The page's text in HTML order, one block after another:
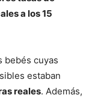
a los 15
bebés cuyas
estaban
reales. Además,